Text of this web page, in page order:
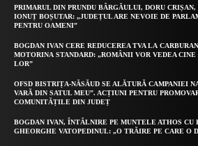
PRIMARUL DIN PRUNDU BÂRGĂULUI, DORU
IONUȚ BOȘUTAR: „JUDEȚUL ARE NEVOIE DE
PENTRU OAMENI”
BOGDAN IVAN CERE REDUCEREA TVA LA
MOTORINA STANDARD: „ROMÂNII VOR VEDEA
LOR”
OFSD BISTRIȚA-NĂSĂUD SE ALĂTURĂ CAMPANIEI
VARĂ DIN SATUL MEU”. ACȚIUNI PENTRU
COMUNITĂȚILE DIN JUDEȚ
BOGDAN IVAN, ÎNTÂLNIRE PE MUNTELE ATHOS CU
GHEORGHE VATOPEDINUL: „O TRĂIRE PE CARE O